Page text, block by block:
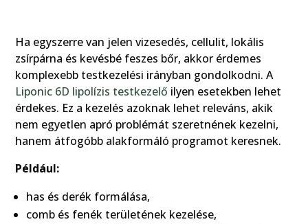
Ha egyszerre van jelen vizesedés, cellulit, lokális
zsírpárna és kevésbé feszes bőr, akkor érdemes
komplexebb testkezelési irányban gondolkodni. A
Liponic 6D lipolízis testkezelő ilyen esetekben lehet
érdekes. Ez a kezelés azoknak lehet releváns, akik
nem egyetlen apró problémát szeretnének kezelni,
hanem átfogóbb alakformáló programot keresnek.
Például:
has és derék formálása,
comb és fenék területének kezelése,